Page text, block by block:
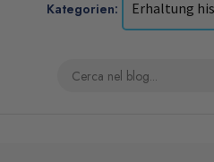
Kategorien: